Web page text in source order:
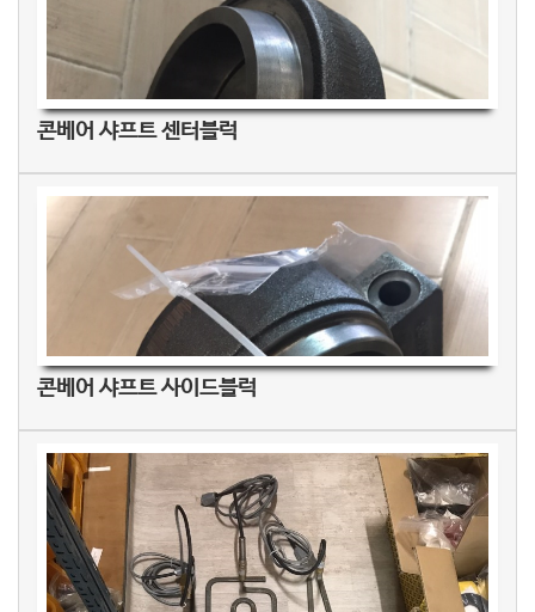
콘베어 샤프트 센터블럭
콘베어 샤프트 사이드블럭